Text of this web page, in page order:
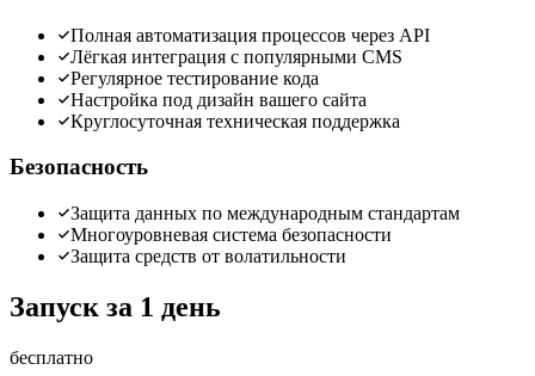
Полная автоматизация процессов через API
Лёгкая интеграция с популярными CMS
Регулярное тестирование кода
Настройка под дизайн вашего сайта
Круглосуточная техническая поддержка
Безопасность
Защита данных по международным стандартам
Многоуровневая система безопасности
Защита средств от волатильности
Запуск за 1 день
бесплатно